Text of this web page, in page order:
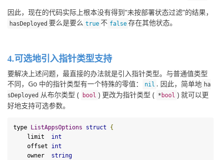
因此，现在的代码实际上根本没有得到“未按部署状态过滤”的结果，
hasDeployed 要么是要么 true 不 false 存在其他状态。
4.可选地引入指针类型支持
要解决上述问题，最直接的办法就是引入指针类型。与普通值类型
不同，Go 中的指针类型有一个特殊的零值：
nil . 因此，简单地 ha
sDeployed 从布尔类型 ( bool ) 更改为指针类型 ( * bool ) 就可以更
好地支持可选参数。
type ListAppsOptions struct
{
    limit
int
    offset
int
    owner
string